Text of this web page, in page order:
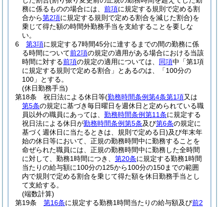
務に係るものの場合には、 前項に規定する規則で定める割
合から第2項に規定する規則で定める割合を減じた割合)を
乗じて得た額の時間外勤務手当を支給することを要しな
い。
6
第3項に規定する7時間45分に達するまでの間の勤務に係
る時間について前2項の規定の適用がある場合における当該
時間に対する前項の規定の適用については、 同項中「第1項
に規定する規則で定める割合」とあるのは、「100分の
100」とする。
(休日勤務手当)
第18条
祝日法による休日等(勤務時間条例第4条第1項又は
第5条の規定に基づき毎日曜日を週休日と定められている職
員以外の職員にあっては、 勤務時間条例第11条に規定する
祝日法による休日が勤務時間条例第5条及び第6条の規定に
基づく週休日に当たるときは、規則で定める日)及び年末年
始の休日等において、正規の勤務時間中に勤務することを
命ぜられた職員には、正規の勤務時間中に勤務した全時間
に対して、勤務1時間につき、 第20条に規定する勤務1時間
当たりの給与額に100分の125から100分の150までの範囲
内で規則で定める割合を乗じて得た額を休日勤務手当とし
て支給する。
(端数計算)
第19条
第16条に規定する勤務1時間当たりの給与額及び前2